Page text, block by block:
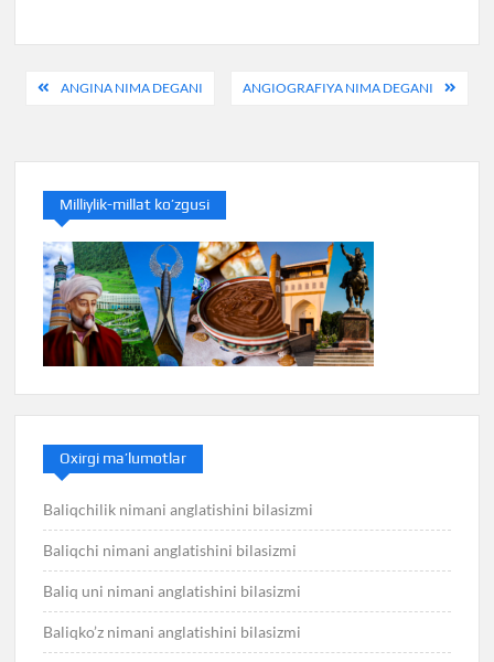
PostANGINA NIMA DEGANI ANGIOGRAFIYA NIMA DEGANI
Milliylik-millat ko’zgusi
Oxirgi ma’lumotlar
Baliqchilik nimani anglatishini bilasizmi
Baliqchi nimani anglatishini bilasizmi
Baliq uni nimani anglatishini bilasizmi
Baliqko’z nimani anglatishini bilasizmi